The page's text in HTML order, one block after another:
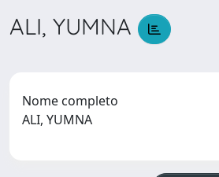
ALI, YUMNA
Nome completo
ALI, YUMNA